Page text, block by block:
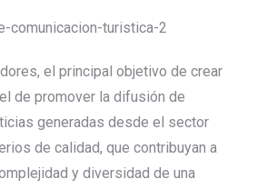
el principal objetivo de crear
de promover la difusión de
generadas desde el sector
de calidad, que contribuyan a
y diversidad de una